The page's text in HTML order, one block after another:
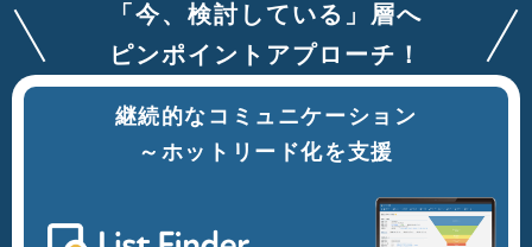
「今、検討している」層へ
ピンポイントアプローチ！
継続的なコミュニケーション
～ホットリード化を支援